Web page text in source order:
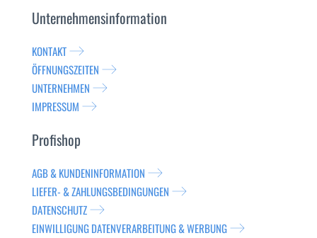
Unternehmensinformation
KONTAKT
ÖFFNUNGSZEITEN
UNTERNEHMEN
IMPRESSUM
Profishop
AGB & KUNDENINFORMATION
LIEFER- & ZAHLUNGSBEDINGUNGEN
DATENSCHUTZ
EINWILLIGUNG DATENVERARBEITUNG & WERBUNG